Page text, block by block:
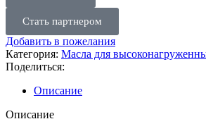
Стать партнером
Добавить в пожелания
Категория: Масла для
Поделиться:
Описание
Описание